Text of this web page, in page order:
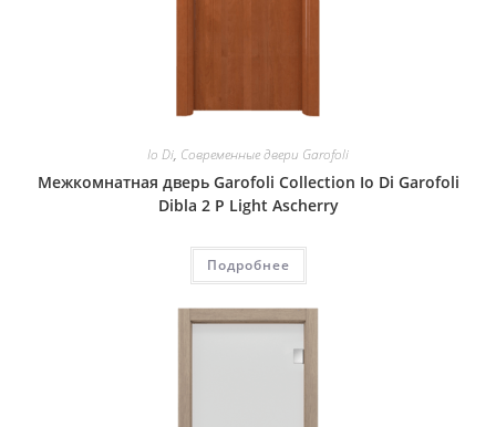
Io Di, Современные двери Garofoli
Межкомнатная дверь Garofoli Collection Io Di Garofoli
Dibla 2 P Light Ascherry
Подробнее